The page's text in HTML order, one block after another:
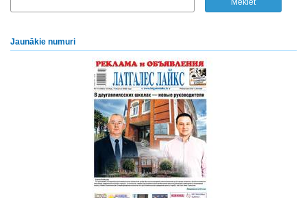
Jaunākie numuri